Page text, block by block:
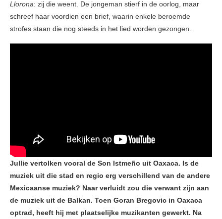
Llorona: zij die weent. De jongeman stierf in de oorlog, maar
schreef haar voordien een brief, waarin enkele beroemde
strofes staan die nog steeds in het lied worden gezongen.
Jullie vertolken vooral de Son Istmeño uit Oaxaca. Is de
muziek uit die stad en regio erg verschillend van de andere
Mexicaanse muziek? Naar verluidt zou die verwant zijn aan
de muziek uit de Balkan. Toen Goran Bregovic in Oaxaca
optrad, heeft hij met plaatselijke muzikanten gewerkt. Na